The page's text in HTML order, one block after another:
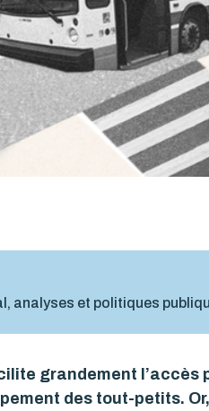
analyses et politiques
grandement l’accès
des tout-petits.